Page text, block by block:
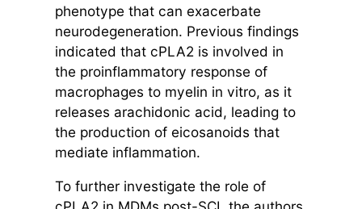
phenotype that can exacerbate
neurodegeneration. Previous findings
indicated that cPLA2 is involved in
the proinflammatory response of
macrophages to myelin in vitro, as it
releases arachidonic acid, leading to
the production of eicosanoids that
mediate inflammation.
To further investigate the role of